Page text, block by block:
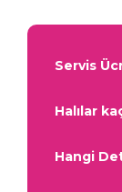
Servis
Halılar
Hangi